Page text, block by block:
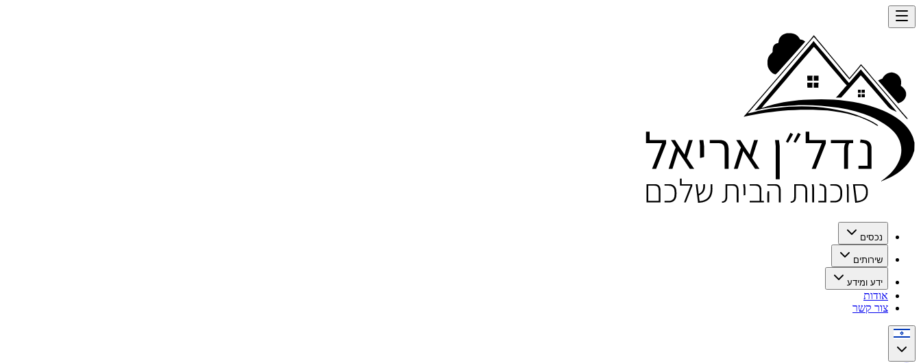
נכסים
שירותים
ידע ומידע
אודות
צור קשר